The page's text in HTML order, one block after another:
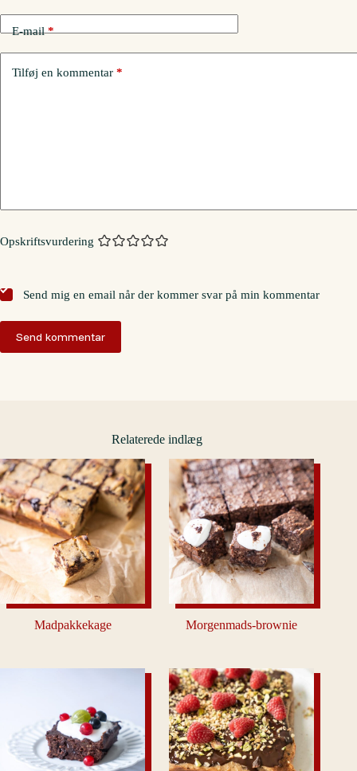
E-mail*
Tilføj en kommentar *
Opskriftsvurdering
Send mig en email når der kommer svar på min kommentar
Send kommentar
Relaterede indlæg
Madpakkekage Morgenmads-brownie